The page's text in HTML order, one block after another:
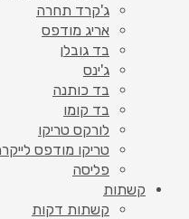
ג'קרד תחרה
אריג מודפס
בד גובלן
ג'ינס
בד כותנה
בד קומו
לורקס טריקו
טריקו מודפס
פליסה
קשתות
קשתות דקות